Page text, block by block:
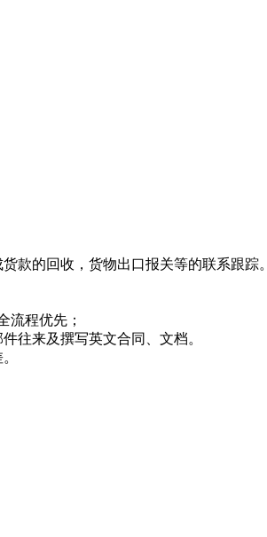
款的回收，货物出口报关等的联系跟踪。
流程优先；
往来及撰写英文合同、文档。